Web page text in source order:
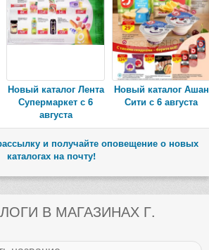
Новый каталог Лента
Супермаркет с 6
августа
Новый каталог Ашан
Сити с 6 августа
и получайте оповещение о новых
каталогах на почту!
В МАГАЗИНАХ Г.